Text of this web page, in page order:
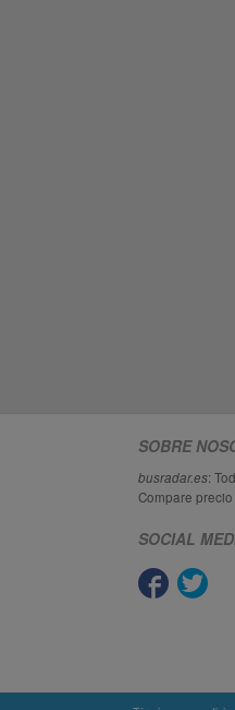
SOBRE
busradar.es:
Compare
SOCIAL